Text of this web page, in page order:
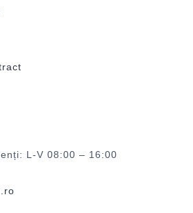
L-V 08:00 – 16:00